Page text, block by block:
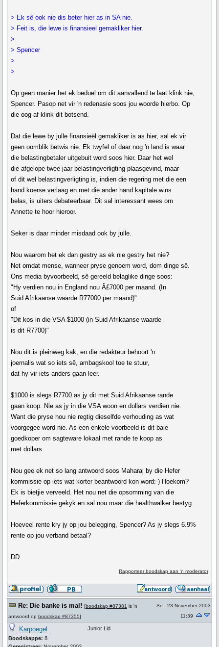
> Ek sê ook nie dis beter hier as in SA nie.
> Feit is, die lewe is finansieel gemakliker hier.
>
> Spencer
>
>
Op geen manier het ek bedoel om dit aanvallend te laat klink nie,
Spencer. Pasop net vir 'n redenasie soos jou woorde hierbo. Op
die oog af klink dit botsend.
Dat die lewe by julle finansieël gemakliker is as hier, sal ek vir
geen oomblik betwis nie. Ek twyfel of daar nog 'n land is waar
die belastingbetaler uitgebuit word soos hier. Daar het wel
die afgelope twee jaar belastingverligting plaasgevind, maar
of dit wel belastingverligting is, indien die regering met die een
hand koerse verlaag en met die ander hand kapitale wins
belas, is uiters debateerbaar. Dit sal interessant wees om
Annette te hoor hieroor.
Seker is daar minder misdaad ook by julle.
Nou waarom het ek dan gestry as ek nie gestry het nie?
Net omdat mense, wanneer pryse genoem word, dom dinge sê.
Ons media byvoorbeeld, sê gereeld belaglike dinge soos:
"Hy verdien nou in England nou Â£7000 per maand. (In
Suid Afrikaanse waarde R77000 per maand)"
of
"Dit kos in die VSA $1000 (in Suid Afrikaanse waarde
is dit R7700)"
Nou dit is pleinweg kak, en die redakteur behoort 'n
joernalis wat so iets sê, ambagskool toe te stuur,
dat hy vir iets anders gaan leer.
$1000 is slegs R7700 as jy dit met Suid Afrikaanse rande
gaan koop. Nie as jy in die VSA woon en dollars verdien nie.
Want die pryse hou nie regtig dieselfde verhouding as wat
voorgegee word nie. As een enkele voorbeeld is dit baie
goedkoper om sagteware lokaal met rande te koop as
met dollars.
Nou gee ek net so lang antwoord soos Maharaj by die Hefer
kommissie op iets wat korter beantwoord kon word:-) Hoekom?
Ek is bietjie verveeld. Het nou net die opsomming van die
Heferkommissie gekyk en sal nou maar die healthwalker bestyg.
Hoeveel rente kry jy op jou belegging, Spencer? As jy slegs 6.9%
rente op jou verband betaal?
DD
Rapporteer boodskap aan 'n moderator
Re: Die banke is mal! [boodskap #87381 is 'n
antwoord op boodskap #87355]
So., 23 November 2003
11:39
Karpoegel
Boodskappe: 8
Junior Lid